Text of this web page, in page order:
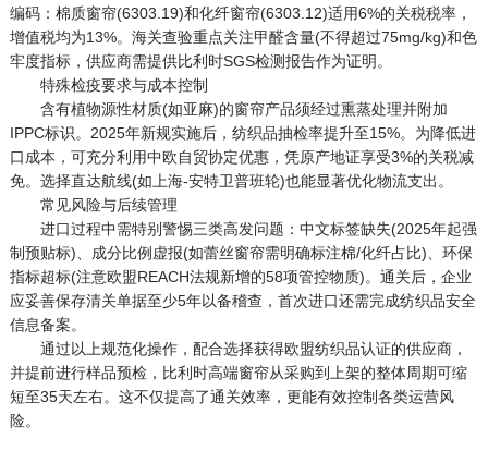
编码：棉质窗帘(6303.19)和化纤窗帘(6303.12)适用6%的关税税率，
增值税均为13%。海关查验重点关注甲醛含量(不得超过75mg/kg)和色
牢度指标，供应商需提供比利时SGS检测报告作为证明。
特殊检疫要求与成本控制
含有植物源性材质(如亚麻)的窗帘产品须经过熏蒸处理并附加
IPPC标识。2025年新规实施后，纺织品抽检率提升至15%。为降低进
口成本，可充分利用中欧自贸协定优惠，凭原产地证享受3%的关税减
免。选择直达航线(如上海-安特卫普班轮)也能显著优化物流支出。
常见风险与后续管理
进口过程中需特别警惕三类高发问题：中文标签缺失(2025年起强
制预贴标)、成分比例虚报(如蕾丝窗帘需明确标注棉/化纤占比)、环保
指标超标(注意欧盟REACH法规新增的58项管控物质)。通关后，企业
应妥善保存清关单据至少5年以备稽查，首次进口还需完成纺织品安全
信息备案。
通过以上规范化操作，配合选择获得欧盟纺织品认证的供应商，
并提前进行样品预检，比利时高端窗帘从采购到上架的整体周期可缩
短至35天左右。这不仅提高了通关效率，更能有效控制各类运营风
险。